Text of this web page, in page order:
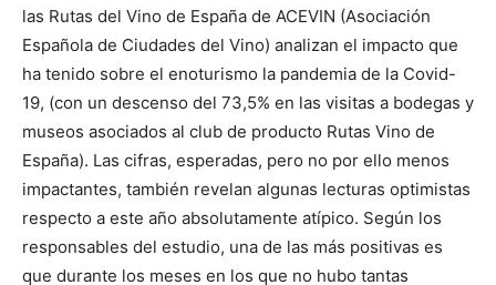
las Rutas del Vino de España de ACEVIN (Asociación
Española de Ciudades del Vino) analizan el impacto que
ha tenido sobre el enoturismo la pandemia de la Covid-
19, (con un descenso del 73,5% en las visitas a bodegas y
museos asociados al club de producto Rutas Vino de
España). Las cifras, esperadas, pero no por ello menos
impactantes, también revelan algunas lecturas optimistas
respecto a este año absolutamente atípico. Según los
responsables del estudio, una de las más positivas es
que durante los meses en los que no hubo tantas